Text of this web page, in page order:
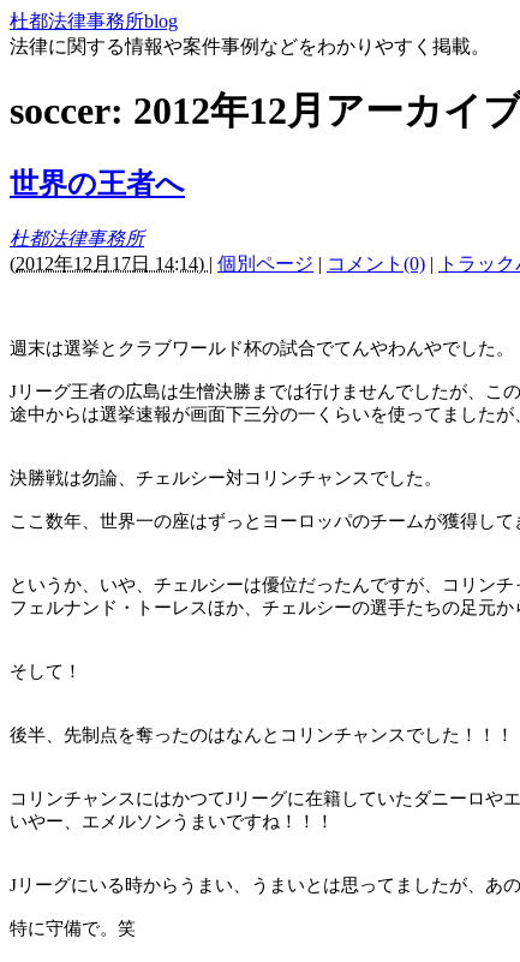
杜都法律事務所blog
法律に関する情報や案件事例などをわかりやすく掲載。
soccer: 2012年12月アーカイ
世界の王者へ
杜都法律事務所
(2012年12月17日 14:14) | 個別ページ | コメント(0) | トラッ
週末は選挙とクラブワールド杯の試合でてんやわんやでした。
Jリーグ王者の広島は生憎決勝までは行けませんでしたが、こ
途中からは選挙速報が画面下三分の一くらいを使ってました
決勝戦は勿論、チェルシー対コリンチャンスでした。
ここ数年、世界一の座はずっとヨーロッパのチームが獲得し
というか、いや、チェルシーは優位だったんですが、コリンチ
フェルナンド・トーレスほか、チェルシーの選手たちの足元
そして！
後半、先制点を奪ったのはなんとコリンチャンスでした！！！
コリンチャンスにはかつてJリーグに在籍していたダニーロや
いやー、エメルソンうまいですね！！！
Jリーグにいる時からうまい、うまいとは思ってましたが、あ
特に守備で。笑